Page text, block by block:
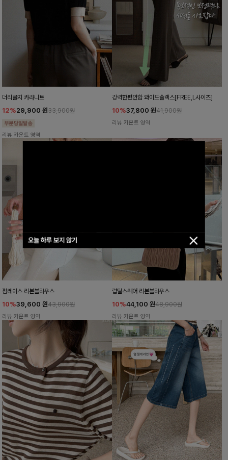
오늘 하루 보지 않기
더리골지 카라니트
12%29,900 원33,900원
리뷰 카운트 영역
강력한편안함 와이드슬랙스[FREE,L사이즈]
10%37,800 원41,900원
리뷰 카운트 영역
펌레이스 리본블라우스
10%39,600 원43,900원
리뷰 카운트 영역
럽틸스퀘어 리본블라우스
10%44,100 원48,900원
리뷰 카운트 영역